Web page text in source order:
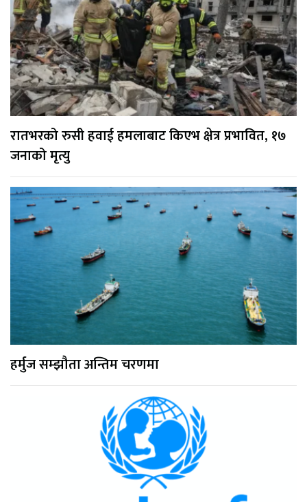
रातभरको रुसी हवाई हमलाबाट किएभ क्षेत्र प्रभावित, १७
जनाको मृत्यु
हर्मुज सम्झौता अन्तिम चरणमा